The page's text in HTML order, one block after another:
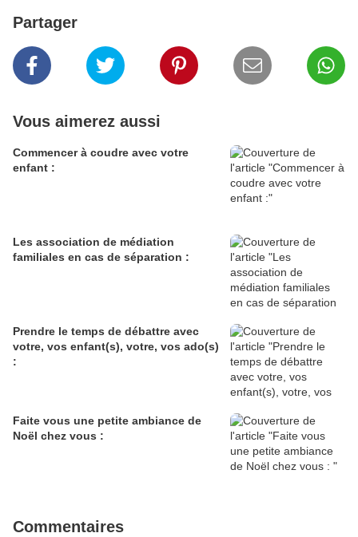
Partager
Vous aimerez aussi
Commencer à coudre avec votre
enfant :
Les association de médiation
familiales en cas de séparation :
Prendre le temps de débattre avec
votre, vos enfant(s), votre, vos ado(s)
:
Faite vous une petite ambiance de
Noël chez vous :
Commentaires